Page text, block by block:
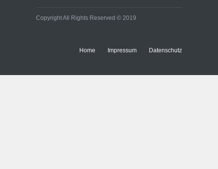
Copyright All Rights Reserved © 2019
Home Impressum Datenschutz